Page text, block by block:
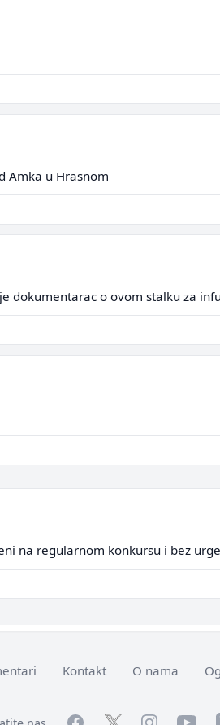
Amka u Hrasnom
dokumentarac o ovom stalku za
na regularnom konkursu i bez
Kontakt O nama
FacebookTwitter